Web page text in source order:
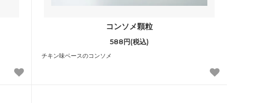
コンソメ顆粒
588円(税込)
チキン味ベースのコンソメ